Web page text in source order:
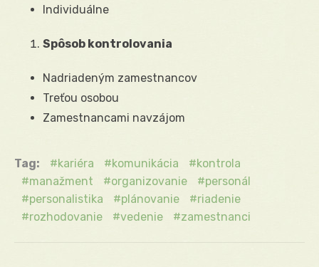
Individuálne
Spôsob kontrolovania
Nadriadeným zamestnancov
Treťou osobou
Zamestnancami navzájom
Tag: kariéra komunikácia
kontrola
manažment
organizovanie
personál
personalistika
plánovanie
riadenie
rozhodovanie
vedenie zamestnanci